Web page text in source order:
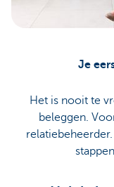
Je
Het is nooit te
beleggen.